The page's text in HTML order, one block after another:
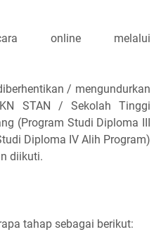
online melalui
/ mengundurkan
STAN / Sekolah Tinggi
(Program Studi Diploma III
Diploma IV Alih Program)
diikuti.
tahap sebagai berikut: